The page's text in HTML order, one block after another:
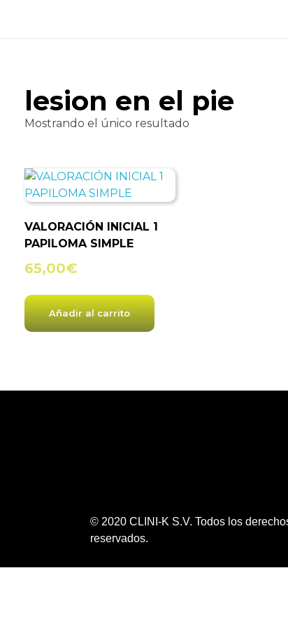
lesion en el pie
Mostrando el único resultado
VALORACIÓN INICIAL 1
PAPILOMA SIMPLE
65,00€
Añadir al carrito
© 2020 CLINI-K S.V. Todos los
reservados.